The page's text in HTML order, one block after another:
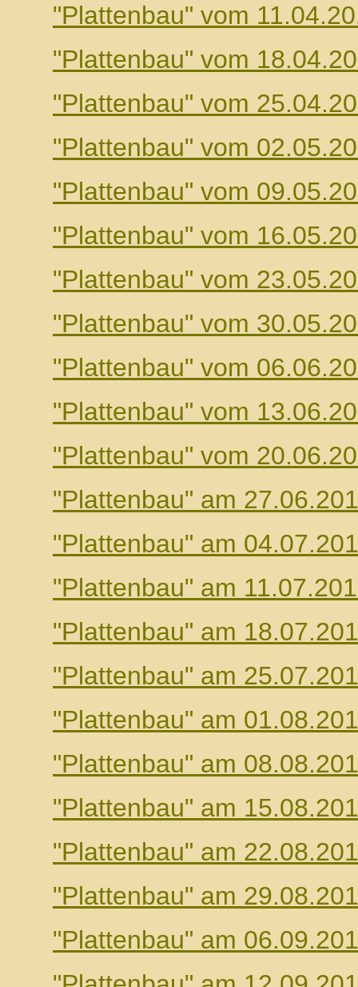
"Plattenbau" vom
"Plattenbau" vom
"Plattenbau" vom
"Plattenbau" vom
"Plattenbau" vom
"Plattenbau" vom
"Plattenbau" vom
"Plattenbau" vom
"Plattenbau" vom
"Plattenbau" vom
"Plattenbau" vom
"Plattenbau" am
"Plattenbau" am
"Plattenbau" am
"Plattenbau" am
"Plattenbau" am
"Plattenbau" am
"Plattenbau" am
"Plattenbau" am
"Plattenbau" am
"Plattenbau" am
"Plattenbau" am